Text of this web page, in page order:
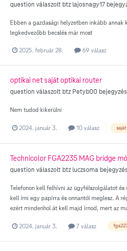
question válaszolt btz lajosnagy17
Ebben a gazdasági helyzetben inkább
legkedvezőbb becslés már most
2025. február 28. 69 válasz
optikai net saját optikai router
question válaszolt btz Petyb00
Nem tudod kikerülni
2024. január 3. 10 válasz saját
Technicolor FGA2235 MAG bridge
question válaszolt btz luczsoma
Telefonon kell felhívni az ügyfélszolgálatot
kell írni egy papírra és onnantól meglesz. A
ezért mindenhol át kell majd írnod, mert az
2024. január 3. 7 válasz